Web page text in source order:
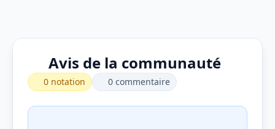
Avis de la communauté
0 notation 0 commentaire